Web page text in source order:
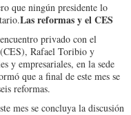
que nin­gún presidente lo
Las reformas y el CES
privado con el
Rafael Toribio y
y em­presariales, en la sede
que a fi­nal de este mes se
reformas.
mes se concluya la discu­sión